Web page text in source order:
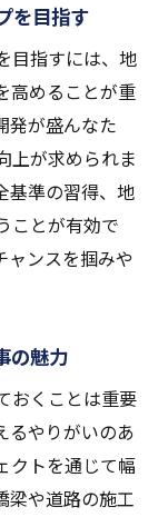
を目指す
目指すには、地
高めることが重
発が盛んなた
上が求められま
基準の習得、地
ことが有効で
ャンスを掴みや
の魅力
おくことは重要
るやりがいのあ
クトを通じて幅
梁や道路の施工